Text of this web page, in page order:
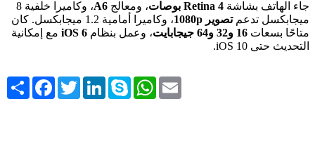
جاء الهاتف بشاشة Retina 4 بوصات ، ومعالج A6
، وكاميرا خلفية 8
ميجابكسل تدعمتصوير 1080p
، وكاميرا أمامية 1.2 ميجابكسل. كان
متاحًا بسعات 16 و32 و64 جيجابايت ، وعمل بنظام iOS 6 مع إمكانية
التحديث حتى iOS 10.
Share FacebookTwitterLinkedInSkype WhatsApp